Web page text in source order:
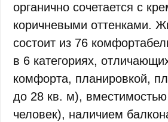
органично сочетается с
коричневыми оттенками.
состоит из 76
в 6 категориях,
комфорта, планировкой,
до 28 кв. м),
человек), наличием